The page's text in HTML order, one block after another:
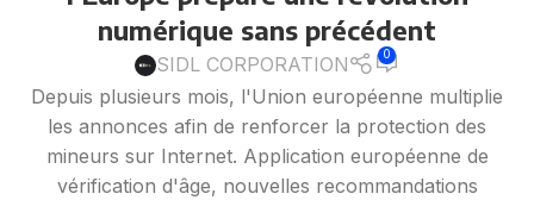
numérique sans précédent
SIDL CORPORATION 0
Depuis plusieurs mois, l'Union européenne multiplie
les annonces afin de renforcer la protection des
mineurs sur Internet. Application européenne de
vérification d'âge, nouvelles recommandations